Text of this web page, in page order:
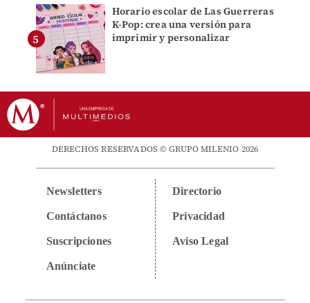
Horario escolar de Las Guerreras
K-Pop: crea una versión para
imprimir y personalizar
DERECHOS RESERVADOS © GRUPO MILENIO 2026
Newsletters
Contáctanos
Suscripciones
Anúnciate
Directorio
Privacidad
Aviso Legal